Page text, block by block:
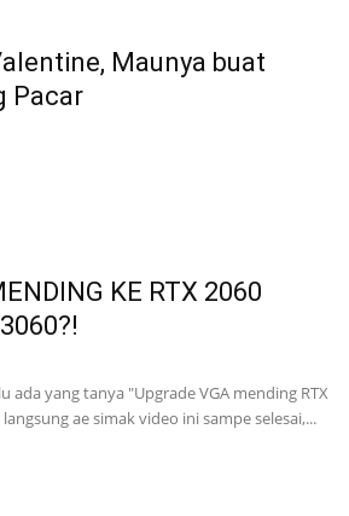
Maunya buat
Pacar
KE RTX 2060
ada yang tanya "Upgrade VGA mending RTX
ae simak video ini sampe selesai,...